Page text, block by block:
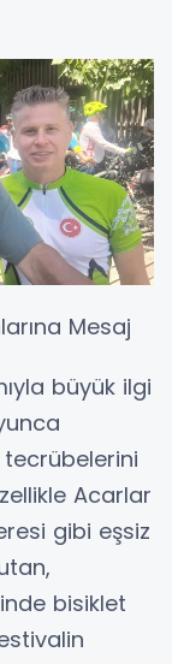
Mesaj
büyük ilgi
Acarlar
gibi eşsiz
bisiklet